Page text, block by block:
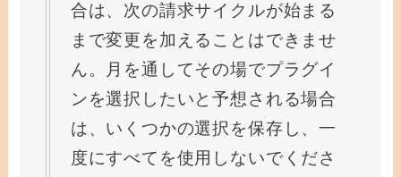
合は、次の請求サイクルが始まる
まで変更を加えることはできませ
ん。月を通してその場でプラグイ
ンを選択したいと予想される場合
は、いくつかの選択を保存し、一
度にすべてを使用しないでくださ